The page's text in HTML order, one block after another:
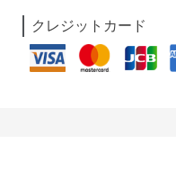
クレジットカード